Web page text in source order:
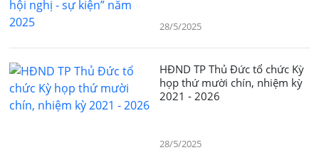
28/5/2025
HĐND TP Thủ Đức tổ chức Kỳ
họp thứ mười chín, nhiệm kỳ
2021 - 2026
28/5/2025